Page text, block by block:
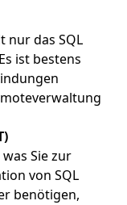
nur das SQL
ist bestens
Sie zur
von SQL
benötigen,